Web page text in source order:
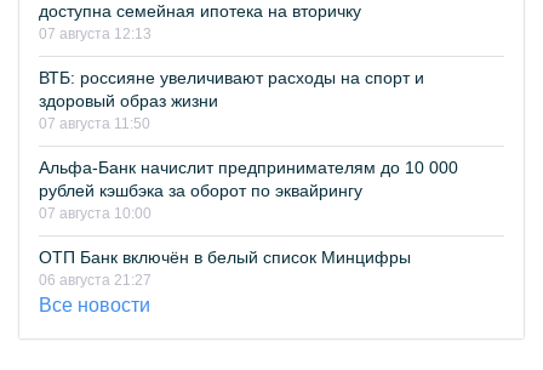
доступна семейная ипотека на вторичку
07 августа 12:13
ВТБ: россияне увеличивают расходы на спорт и
здоровый образ жизни
07 августа 11:50
Альфа-Банк начислит предпринимателям до 10 000
рублей кэшбэка за оборот по эквайрингу
07 августа 10:00
ОТП Банк включён в белый список Минцифры
06 августа 21:27
Все новости